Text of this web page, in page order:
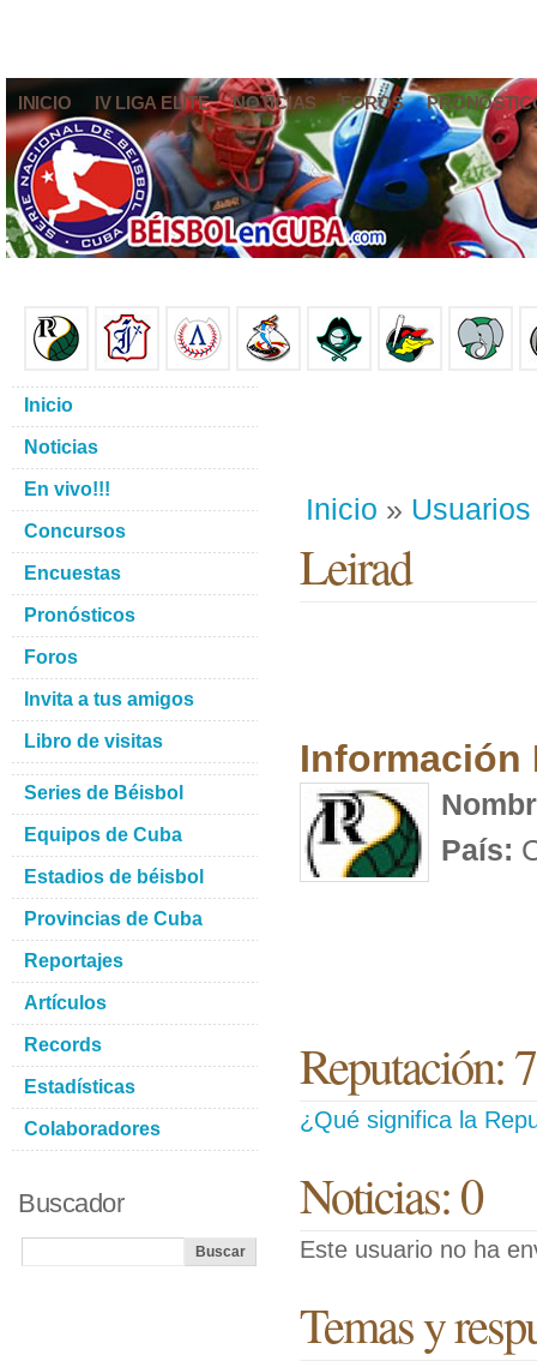
INICIO IV LIGA ELITE NOTICIAS FOROS
Inicio » Usuarios
Leirad
Información
País:
Reputación:
¿Qué significa la
Noticias: 0
Este usuario no ha
Temas y
Inicio
Noticias
En vivo!!!
Concursos
Encuestas
Pronósticos
Foros
Invita a tus amigos
Libro de visitas
Series de Béisbol
Equipos de Cuba
Estadios de béisbol
Provincias de Cuba
Reportajes
Artículos
Records
Estadísticas
Colaboradores
Buscador